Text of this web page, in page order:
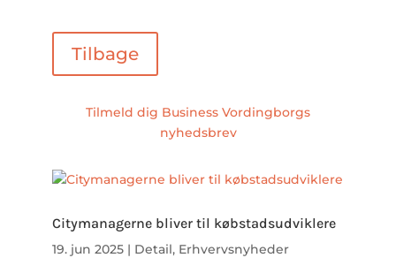
Tilbage
Tilmeld dig Business Vordingborgs
nyhedsbrev
Citymanagerne bliver til købstadsudviklere
19. jun 2025 | Detail, Erhvervsnyheder